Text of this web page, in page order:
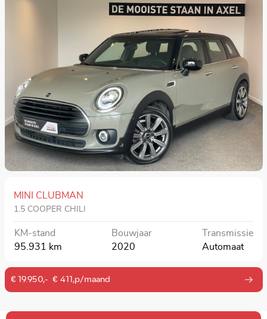
MINI CLUBMAN
1.5 COOPER CHILI
KM-stand
95.931 km
Bouwjaar
2020
Transmissie
Automaat
€ 19.950,- € 411,p/maand